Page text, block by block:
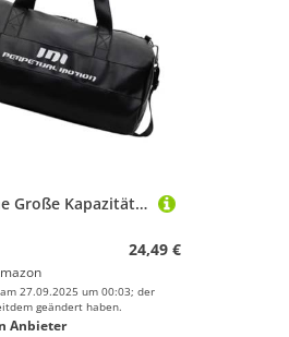
Fitnesstasche Große Kapazität Reisen Einfache Training Fitness Mit Schuhfach Über Nacht Wochenende Gepäck Weekender Fitness Fitnessstudio Für Erwachsene
24,49 €
27.09.2025 um 00:03; der
geändert haben.
Anbieter